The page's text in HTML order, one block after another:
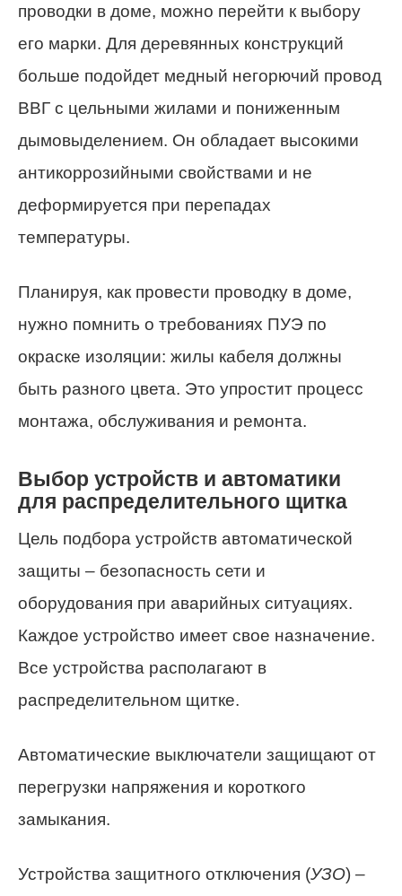
проводки в доме, можно перейти к выбору
его марки. Для деревянных конструкций
больше подойдет медный негорючий провод
ВВГ с цельными жилами и пониженным
дымовыделением. Он обладает высокими
антикоррозийными свойствами и не
деформируется при перепадах
температуры.
Планируя, как провести проводку в доме,
нужно помнить о требованиях ПУЭ по
окраске изоляции: жилы кабеля должны
быть разного цвета. Это упростит процесс
монтажа, обслуживания и ремонта.
Выбор устройств и автоматики
для распределительного щитка
Цель подбора устройств автоматической
защиты – безопасность сети и
оборудования при аварийных ситуациях.
Каждое устройство имеет свое назначение.
Все устройства располагают в
распределительном щитке.
Автоматические выключатели защищают от
перегрузки напряжения и короткого
замыкания.
Устройства защитного отключения (УЗО) –